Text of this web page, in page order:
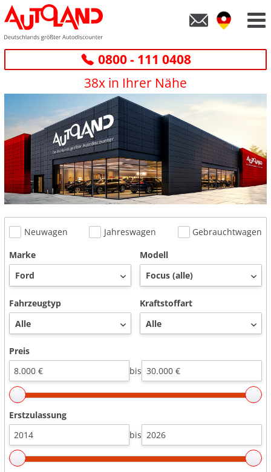
0800 - 111 0408
38x in Ihrer Nähe
Neuwagen Jahreswagen
Gebrauchtwagen
Marke
Modell
Fahrzeugtyp Kraftstoffart
Preis
bis
Erstzulassung
bis